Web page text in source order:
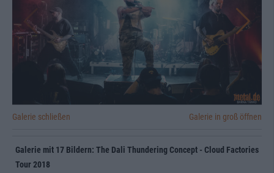
Galerie schließen Galerie in groß öffnen
Galerie mit 17 Bildern: The Dali Thundering Concept - Cloud Factories
Tour 2018